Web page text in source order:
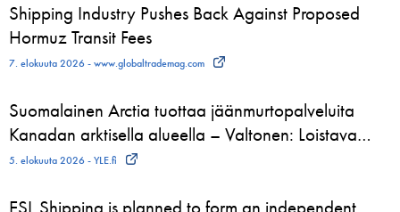
Shipping Industry Pushes Back Against Proposed
Hormuz Transit Fees
7. elokuuta 2026 - www.globaltrademag.com
Suomalainen Arctia tuottaa jäänmurtopalveluita
Kanadan arktisella alueella – Valtonen: Loistava…
5. elokuuta 2026 - YLE.fi
ESL Shipping is planned to form an independent,